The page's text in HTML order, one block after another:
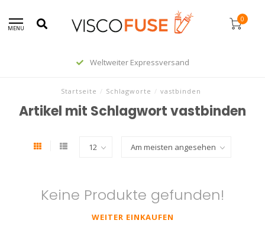
MENU
0
Weltweiter Expressversand
Startseite / Schlagworte / vastbinden
Artikel mit Schlagwort vastbinden
Keine Produkte gefunden!
WEITER EINKAUFEN